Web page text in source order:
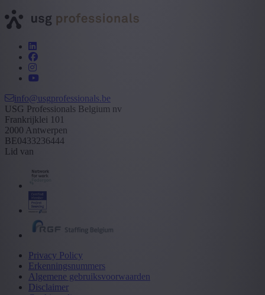
info@usgprofessionals.be
USG Professionals Belgium nv
Frankrijklei 101
2000 Antwerpen
BE0433236444
Lid van
Privacy Policy
Erkenningsnummers
Algemene gebruiksvoorwaarden
Disclaimer